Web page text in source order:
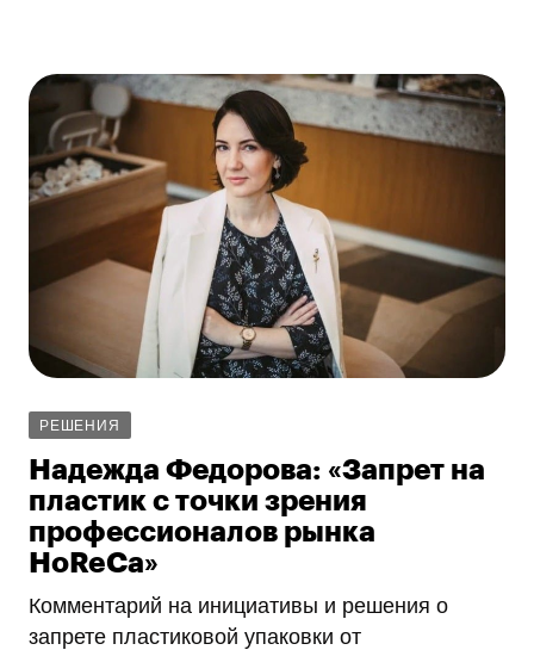
РЕШЕНИЯ
Надежда Федорова: «Запрет на
пластик с точки зрения
профессионалов рынка
HoReCa»
Комментарий на инициативы и решения о
запрете пластиковой упаковки от